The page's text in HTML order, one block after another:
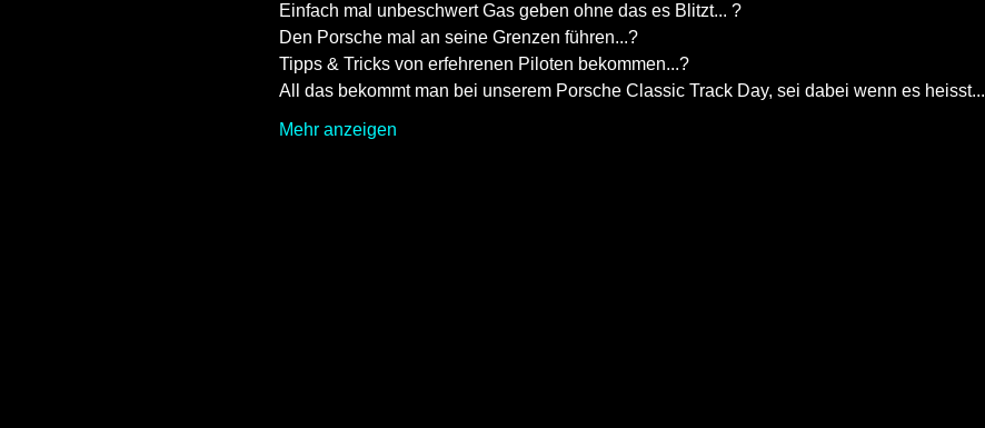
Einfach mal unbeschwert Gas geben ohne das es Blitzt... ?
Den Porsche mal an seine Grenzen führen...?
Tipps & Tricks von erfehrenen Piloten bekommen...?
All das bekommt man bei unserem Porsche Classic Track Day, sei dabei wenn es heisst...
Mehr anzeigen